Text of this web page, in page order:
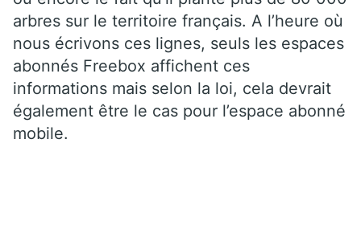
arbres sur le territoire français. A l’heure où
nous écrivons ces lignes, seuls les espaces
abonnés Freebox affichent ces
informations mais selon la loi, cela devrait
également être le cas pour l’espace abonné
mobile.